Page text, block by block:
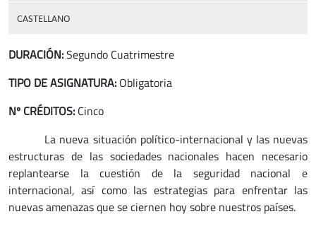
CASTELLANO
DURACIÓN:Segundo Cuatrimestre
TIPO DE ASIGNATURA: Obligatoria
Nº CRÉDITOS: Cinco
La nueva situación político-internacional y las nuevas
estructuras de las sociedades nacionales hacen necesario
replantearse la cuestión de la seguridad nacional e
internacional, así como las estrategias para enfrentar las
nuevas amenazas que se ciernen hoy sobre nuestros países.